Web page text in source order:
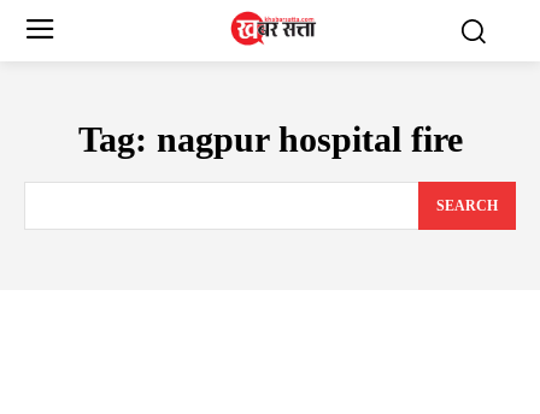
Tag: nagpur hospital fire
SEARCH